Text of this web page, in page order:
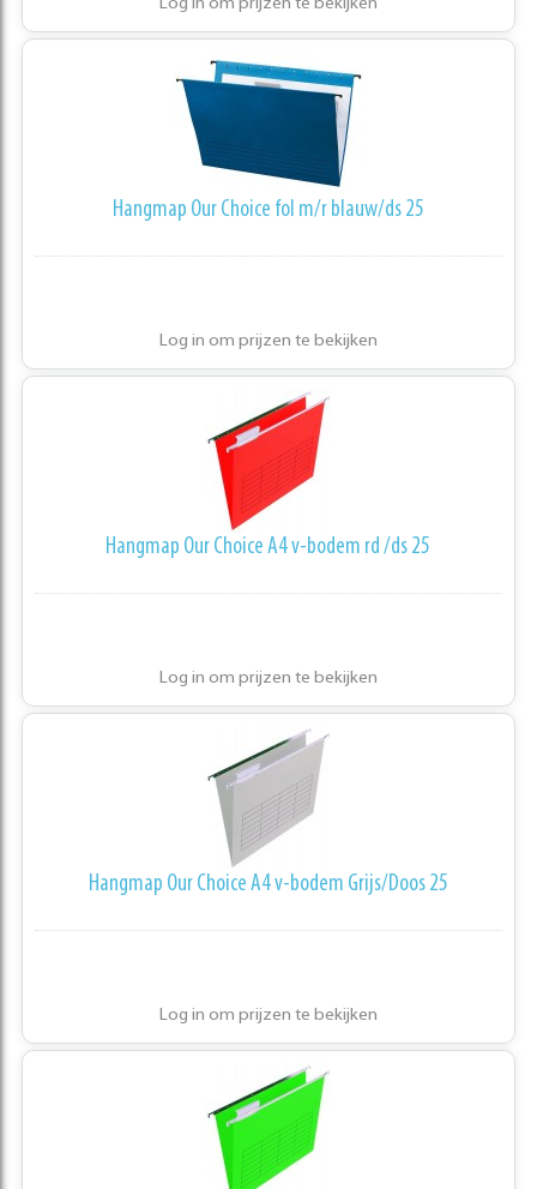
Log in om prijzen te bekijken
Hangmap Our Choice fol m/r blauw/ds 25
Log in om prijzen te bekijken
Hangmap Our Choice A4 v-bodem rd /ds 25
Log in om prijzen te bekijken
Hangmap Our Choice A4 v-bodem Grijs/Doos 25
Log in om prijzen te bekijken